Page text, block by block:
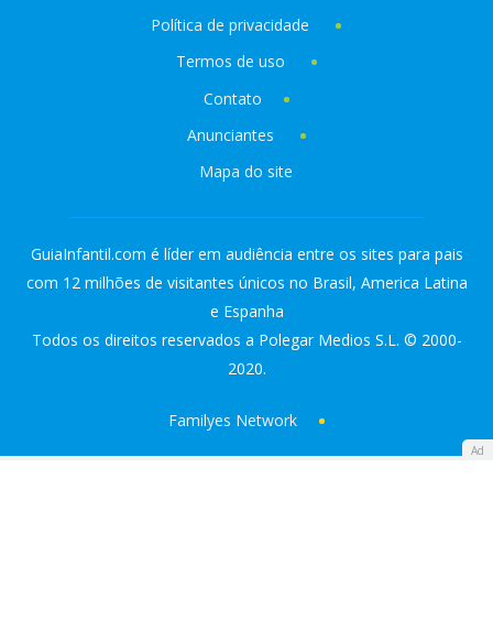
Ad
Política de privacidade
Termos de uso
Contato
Anunciantes
Mapa do site
GuiaInfantil.com é líder em audiência entre os sites para pais
com 12 milhões de visitantes únicos no Brasil, America Latina
e Espanha
Todos os direitos reservados a Polegar Medios S.L. © 2000-
2020.
Familyes Network
Guía Infantil